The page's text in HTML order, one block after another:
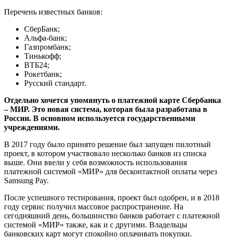
Перечень известных банков:
СберБанк;
Альфа-банк;
Газпромбанк;
Тинькофф;
ВТБ24;
Рокетбанк;
Русский стандарт.
Отдельно хочется упомянуть о платежной карте Сбербанка
– МИР. Это новая система, которая была разработана в
России. В основном используется государственными
учреждениями.
В 2017 году было принято решение был запущен пилотный
проект, в котором участвовало несколько банков из списка
выше. Они ввели у себя возможность использования
платежной системой «МИР» для бесконтактной оплаты через
Samsung Pay.
После успешного тестирования, проект был одобрен, и в 2018
году сервис получил массовое распространение. На
сегодняшний день, большинство банков работает с платежной
системой «МИР» также, как и с другими. Владельцы
банковских карт могут спокойно оплачивать покупки.